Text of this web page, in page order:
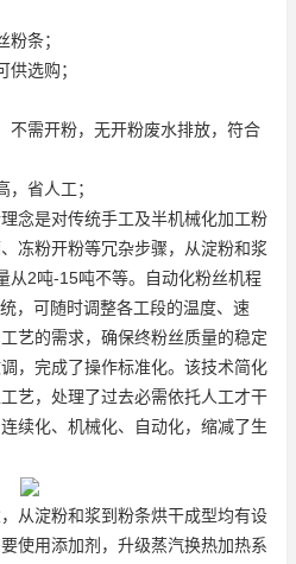
条；
选购；
不需开粉，无开粉废水排放，符合
省人工；
念是对传统手工及半机械化加工粉
冻粉开粉等冗杂步骤，从淀粉和浆
从2吨-15吨不等。自动化粉丝机程
，可随时调整各工段的温度、速
艺的需求，确保终粉丝质量的稳定
，完成了操作标准化。该技术简化
艺，处理了过去必需依托人工才干
续化、机械化、自动化，缩减了生
从淀粉和浆到粉条烘干成型均有设
使用添加剂，升级蒸汽换热加热系